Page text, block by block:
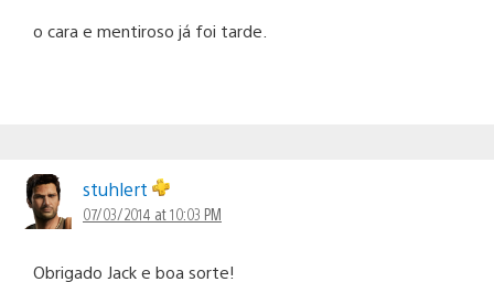
o cara e mentiroso já foi tarde.
stuhlert
07/03/2014 at 10:03 PM
Obrigado Jack e boa sorte!